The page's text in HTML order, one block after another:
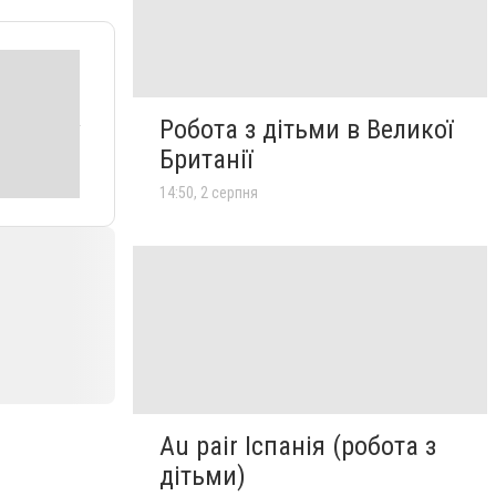
Робота з дітьми в Великої
Британії
14:50, 2 серпня
Au pair Іспанія (робота з
дітьми)